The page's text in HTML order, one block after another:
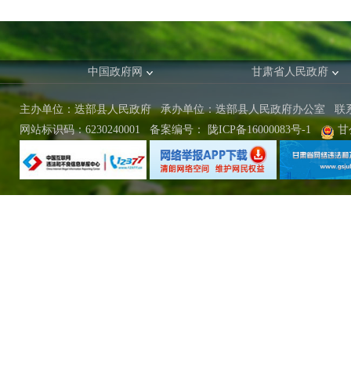
中国政府网 甘肃省人民政府
主办单位：迭部县人民政府 承办单位：迭部县人民政府办公室 联
网站标识码：6230240001
备案编号： 陇ICP备16000083号-1 甘